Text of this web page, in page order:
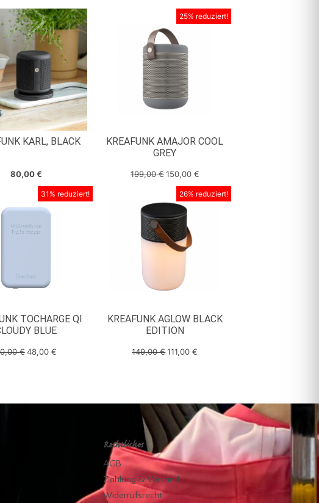
KARL, BLACK
80,00€
25% reduziert!
KREAFUNK AMAJOR COOL
GREY
199,00€ 150,00 €
31% reduziert!
TOCHARGE QI
BLUE
€ 48,00 €
26% reduziert!
KREAFUNK AGLOW BLACK
EDITION
149,00€111,00€
Rechtliches
AGB
Zahlung & Versand
Widerrufsrecht